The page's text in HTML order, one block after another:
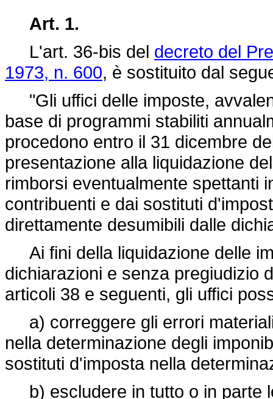
Art. 1.
L'art. 36-bis del decreto del
1973, n. 600, è sostituito dal
"Gli uffici delle imposte,
base di programmi stabiliti
procedono entro il 31 dicembre
presentazione alla liquidazione
rimborsi eventualmente spettanti
contribuenti e dai sostituti
direttamente desumibili dalle
Ai fini della liquidazione delle
dichiarazioni e senza pregiudizio
articoli 38 e seguenti, gli uffici
a) correggere gli errori
nella determinazione degli
sostituti d'imposta nella
b) escludere in tutto o in parte